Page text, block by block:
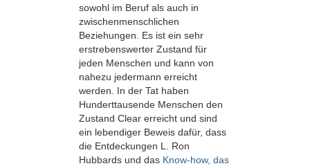
sowohl im Beruf als auch in
zwischenmenschlichen
Beziehungen. Es ist ein sehr
erstrebenswerter Zustand für
jeden Menschen und kann von
nahezu jedermann erreicht
werden. In der Tat haben
Hunderttausende Menschen den
Zustand Clear erreicht und sind
ein lebendiger Beweis dafür, dass
die Entdeckungen L. Ron
Hubbards und das Know-how, das